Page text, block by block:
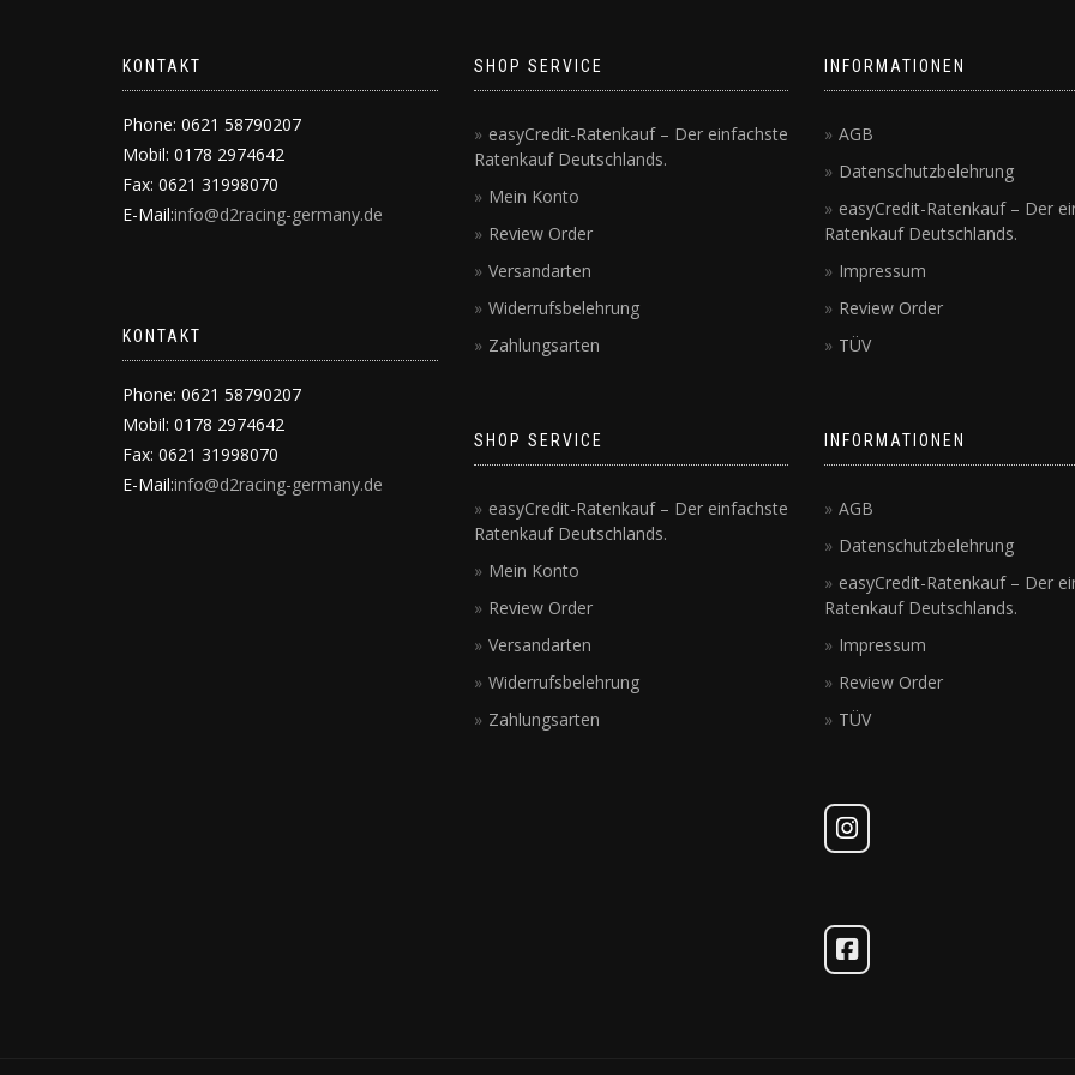
KONTAKT
Phone: 0621 58790207
Mobil: 0178 2974642
Fax: 0621 31998070
E-Mail:info@d2racing-germany.de
KONTAKT
Phone: 0621 58790207
Mobil: 0178 2974642
Fax: 0621 31998070
E-Mail:info@d2racing-germany.de
SHOP SERVICE
easyCredit-Ratenkauf – Der einfachste
Ratenkauf Deutschlands.
Mein Konto
Review Order
Versandarten
Widerrufsbelehrung
Zahlungsarten
SHOP SERVICE
easyCredit-Ratenkauf – Der einfachste
Ratenkauf Deutschlands.
Mein Konto
Review Order
Versandarten
Widerrufsbelehrung
Zahlungsarten
INFORMATIONEN
AGB
Datenschutzbelehrung
easyCredit-Ratenkauf – Der
Ratenkauf Deutschlands.
Impressum
Review Order
TÜV
INFORMATIONEN
AGB
Datenschutzbelehrung
easyCredit-Ratenkauf – Der
Ratenkauf Deutschlands.
Impressum
Review Order
TÜV